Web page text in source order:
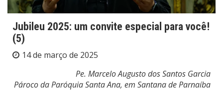
Jubileu 2025: um convite especial para você!
(5)
14 de março de 2025
Pe. Marcelo Augusto dos Santos Garcia
Pároco da Paróquia Santa Ana, em Santana de Parnaíba